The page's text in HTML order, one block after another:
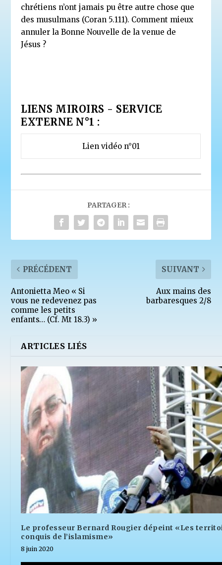
chrétiens n’ont jamais pu être autre chose que
des musulmans (Coran 5.111). Comment mieux
annuler la Bonne Nouvelle de la venue de
Jésus ?
LIENS MIROIRS - SERVICE
EXTERNE N°1 :
Lien vidéo n°01
PARTAGER :
PRÉCÉDENT
Antonietta Meo « Si
vous ne redevenez pas
comme les petits
enfants… (Cf. Mt 18.3) »
SUIVANT
Aux mains des
barbaresques 2/8
ARTICLES LIÉS
Le professeur Bernard Rougier dépeint «Les
conquis de l’islamisme»
8 juin 2020